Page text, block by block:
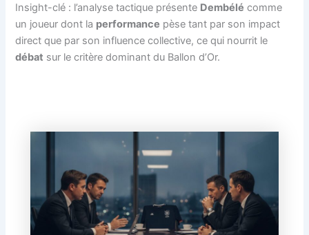
Insight-clé : l’analyse tactique présente Dembélé comme
un joueur dont la performance pèse tant par son impact
direct que par son influence collective, ce qui nourrit le
débat sur le critère dominant du Ballon d’Or.